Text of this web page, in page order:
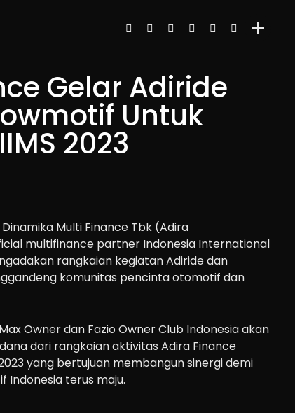
Gelar Adiride
Untuk
2023
Dinamika Multi Finance Tbk (Adira
multifinance partner Indonesia International
rangkaian kegiatan Adiride dan
komunitas pencinta otomotif dan
Owner dan Fazio Owner Club Indonesia akan
dari rangkaian aktivitas Adira Finance
yang bertujuan membangun sinergi demi
Indonesia terus maju.